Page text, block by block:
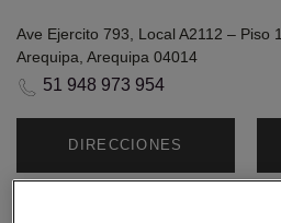
Ave Ejercito 793, Local A2112 – Piso 1
Arequipa, Arequipa 04014
51 948 973 954
DIRECCIONES